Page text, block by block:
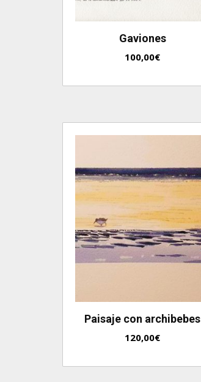
Gaviones
100,00€
Paisaje con archibebes
120,00€